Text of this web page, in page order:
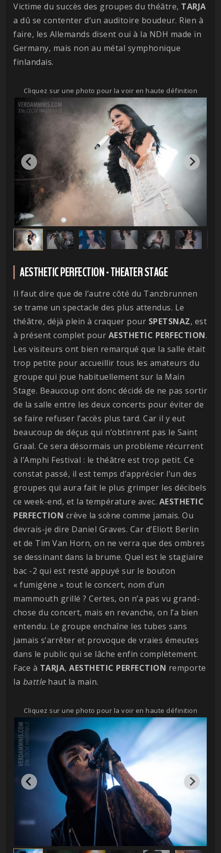
Victime du succès des groupes du théâtre, TARJA
a dû se contenter d’un auditoire boudeur. Rien à
faire, les Allemands disent oui à la NDH made in
Germany, mais non au métal symphonique
finlandais.
Cliquez sur une photo pour la voir en haute définition
AESTHETIC PERFECTION - THEATER STAGE
Il faut dire que de l’autre côté du Tanzbrunnen
se trame un spectacle des plus attendus. Le
théâtre, déjà plein à craquer pour SPETSNAZ, est
à présent complet pour AESTHETIC PERFECTION.
Les visiteurs ont bien remarqué que la salle était
trop petite pour accueillir tous les amateurs du
groupe qui joue habituellement sur la Main
Stage. Beaucoup ont donc décidé de ne pas sortir
de la salle entre les deux concerts pour éviter de
se faire refuser l’accès plus tard. Car il y eut
beaucoup de déçus qui n’obtinrent pas le Saint
Graal. Ce sera désormais un problème récurrent
à l’Amphi Festival : le théâtre est trop petit. Ce
constat passé, il est temps d’apprécier l’un des
groupes qui aura fait le plus grimper les décibels
ce week-end, et la température avec. AESTHETIC
PERFECTION crève la scène comme jamais. Ou
devrais-je dire Daniel Graves. Car d’Eliott Berlin
et de Tim Van Horn, on ne verra que des ombres
se dessinant dans la brume. Quel est le stagiaire
bac -2 qui est resté appuyé sur le bouton
« fumigène » tout le concert, nom d’un
mammouth grillé ? Certes, on n’a pas vu grand-
chose du concert, mais en revanche, on l’a bien
entendu. Le groupe enchaîne les tubes sans
jamais s’arrêter et provoque de vraies émeutes
dans le public qui se lâche enfin complètement.
Face à TARJA, AESTHETIC PERFECTION remporte
la battlehaut la main.
Cliquez sur une photo pour la voir en haute définition